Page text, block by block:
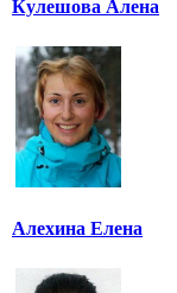
Кулешова Алена
Алехина Елена